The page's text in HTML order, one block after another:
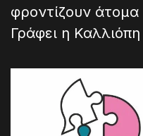
φροντίζουν άτομα
Γράφει η